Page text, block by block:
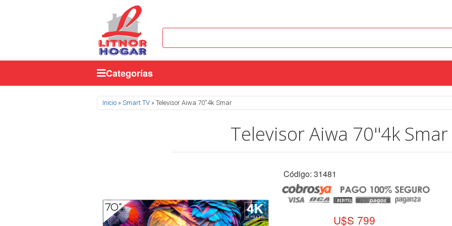
Categorías
Se encuentra usted aquí
Inicio » Smart TV » Televisor Aiwa 70''4k Smar
Televisor Aiwa 70''4k Smar
Código: 31481
U$S 799